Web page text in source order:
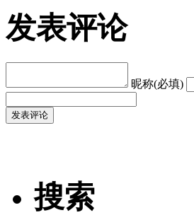
发表评论
昵称(必填)
搜索